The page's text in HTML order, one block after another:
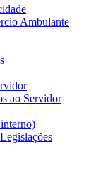
Ambulante
ao Servidor